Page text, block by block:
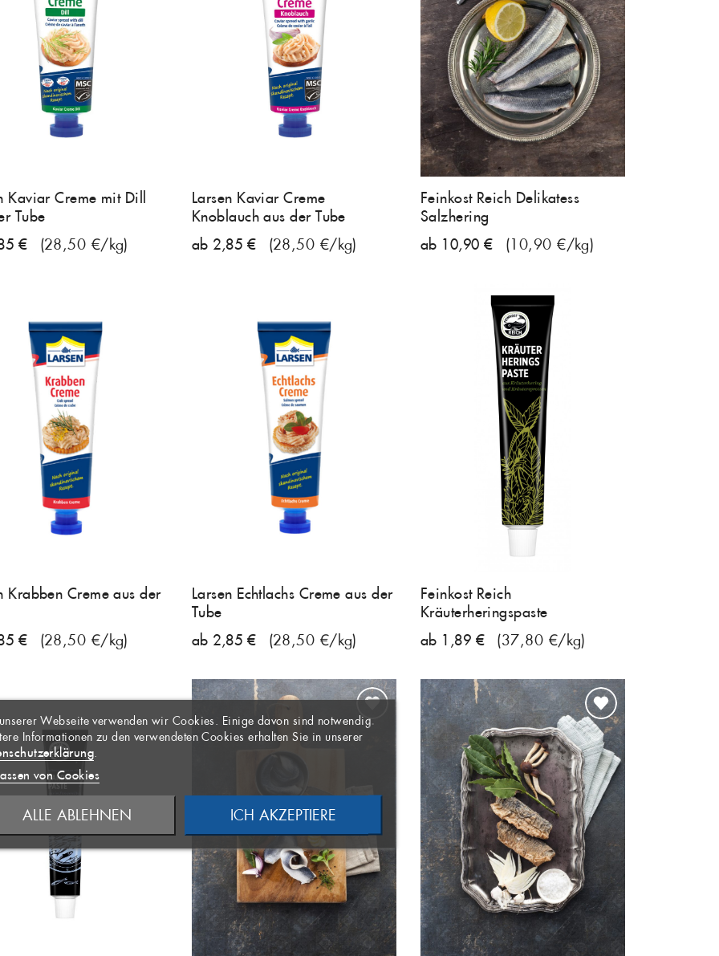
Kaviar Creme mit Dill
Tube
€
(28,50 €/kg)
Larsen Kaviar Creme
Knoblauch aus der Tube
ab 2,85 €
(28,50 €/kg)
Feinkost Reich Delikatess
Salzhering
ab 10,90 €
(10,90 €/kg)
Krabben Creme aus der
€
(28,50 €/kg)
Larsen Echtlachs Creme aus der
Tube
ab 2,85 €
(28,50 €/kg)
Feinkost Reich
Kräuterheringspaste
ab 1,89 €
(37,80 €/kg)
WUNSCHLISTE
LISTE ANLEGEN
×
((MODALDELETETEXT))
×
Wunschliste
WUNSCHLISTE ERSTELLEN
×
angemeldet sein, um Artikel Ihrer Wunschliste
zu können.
ANMELDEN
Webseite verwenden wir Cookies. Einige davon sind notwendig.
Informationen zu den verwendeten Cookies erhalten Sie in unserer
.
von Cookies
ALLE ABLEHNEN ICH AKZEPTIERE